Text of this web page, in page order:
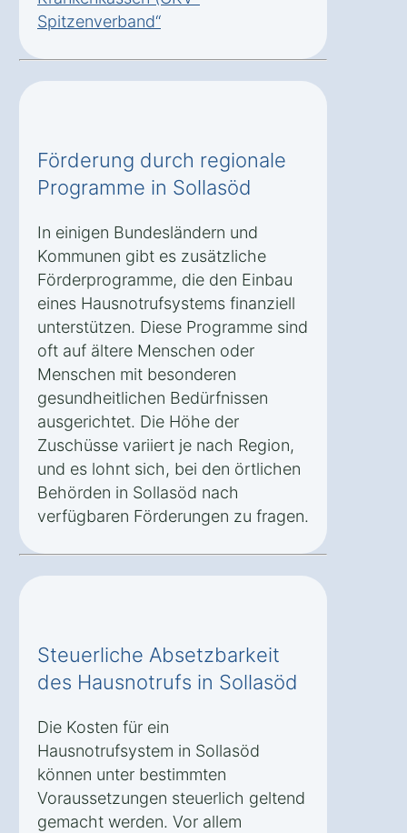
Spitzenverband“
Förderung durch regionale
Programme in Sollasöd
In einigen Bundesländern und
Kommunen gibt es zusätzliche
Förderprogramme, die den Einbau
eines Hausnotrufsystems finanziell
unterstützen. Diese Programme sind
oft auf ältere Menschen oder
Menschen mit besonderen
gesundheitlichen Bedürfnissen
ausgerichtet. Die Höhe der
Zuschüsse variiert je nach Region,
und es lohnt sich, bei den örtlichen
Behörden in Sollasöd nach
verfügbaren Förderungen zu fragen.
Steuerliche Absetzbarkeit
des Hausnotrufs in Sollasöd
Die Kosten für ein
Hausnotrufsystem in Sollasöd
können unter bestimmten
Voraussetzungen steuerlich geltend
gemacht werden. Vor allem